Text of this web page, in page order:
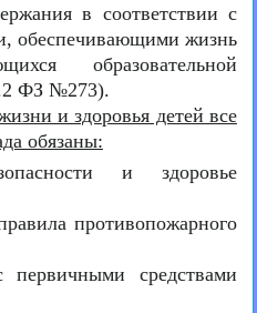
в соответствии с
обеспечивающими жизнь
образовательной
ФЗ №273).
и здоровья детей все
обязаны:
и здоровье
противопожарного
первичными средствами